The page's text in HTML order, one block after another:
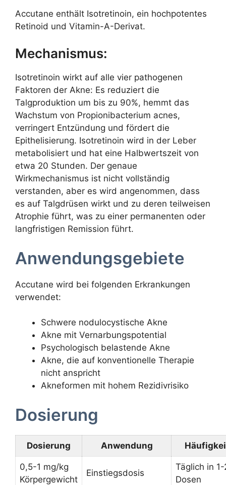
Accutane enthält Isotretinoin, ein hochpotentes
Retinoid und Vitamin-A-Derivat.
Mechanismus:
Isotretinoin wirkt auf alle vier pathogenen
Faktoren der Akne: Es reduziert die
Talgproduktion um bis zu 90%, hemmt das
Wachstum von Propionibacterium acnes,
verringert Entzündung und fördert die
Epithelisierung. Isotretinoin wird in der Leber
metabolisiert und hat eine Halbwertszeit von
etwa 20 Stunden. Der genaue
Wirkmechanismus ist nicht vollständig
verstanden, aber es wird angenommen, dass
es auf Talgdrüsen wirkt und zu deren teilweisen
Atrophie führt, was zu einer permanenten oder
langfristigen Remission führt.
Anwendungsgebiete
Accutane wird bei folgenden Erkrankungen
verwendet:
Schwere nodulocystische Akne
Akne mit Vernarbungspotential
Psychologisch belastende Akne
Akne, die auf konventionelle Therapie
nicht anspricht
Akneformen mit hohem Rezidivrisiko
Dosierung
Dosierung Anwendung
0,5-1 mg/kg
Körpergewicht
Einstiegsdosis
Täglich in 1-
Dosen